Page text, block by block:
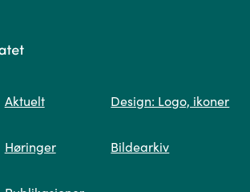
Aktuelt
Høringer
Design: Logo, ikoner
Bildearkiv